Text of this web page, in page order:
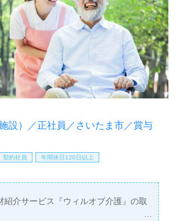
大歓迎です！働き方や選考フロー等、
よりご案内させていただきます。お問
お願いします。
員/パート求人探しは【ウィルオブ介
、将来的に検討の方も遠慮なく＊
話などご希望に応じてお問い合わせ/ご
相談、求人紹介、年収交渉など完全無
のプロと一緒に転職活動！お問い合わ
す。
設）／正社員／さいたま市／賞与
契約社員 年間休日120日以上
紹介サービス『ウィルオブ介護』の取